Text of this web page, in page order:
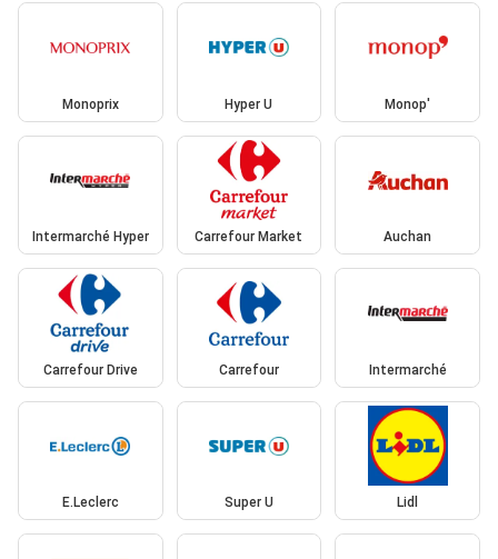
Monoprix Hyper U Monop'
Intermarché Hyper Carrefour Market Auchan
Carrefour Drive Carrefour Intermarché
E.Leclerc Super U Lidl